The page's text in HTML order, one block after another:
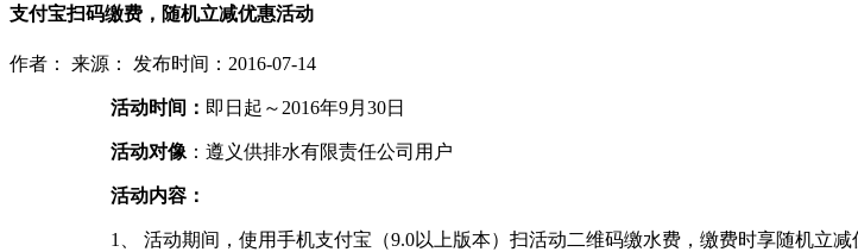
支付宝扫码缴费，随机立减优惠活动
作者： 来源： 发布时间：2016-07-14
活动时间： 即日起～2016年9月30日
活动对像：遵义供排水有限责任公司用户
活动内容：
1、 活动期间，使用手机支付宝（9.0以上版本）扫活动二维码缴水费，缴费时享随机立减